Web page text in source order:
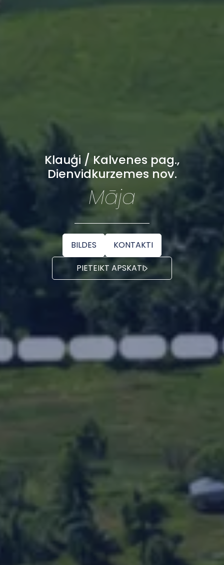
Klauģi / Kalvenes pag.,
Dienvidkurzemes nov.
Māja
BILDES
KONTAKTI
PIETEIKT APSKATI